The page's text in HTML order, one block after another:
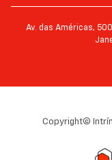
Av. das Américas,
Copyright©